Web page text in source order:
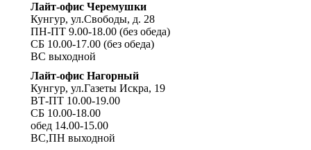
Лайт-офис Черемушки
Кунгур, ул.Свободы, д. 28
ПН-ПТ 9.00-18.00 (без обеда)
СБ 10.00-17.00 (без обеда)
ВС выходной
Лайт-офис Нагорный
Кунгур, ул.Газеты Искра, 19
ВТ-ПТ 10.00-19.00
СБ 10.00-18.00
обед 14.00-15.00
ВС,ПН выходной